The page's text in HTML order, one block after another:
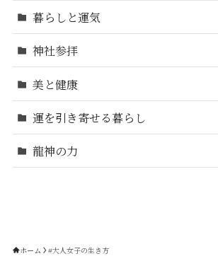
暮らしと運気
神社参拝
美と健康
運を引き寄せる暮らし
龍神の力
ホーム #大人女子の生き方